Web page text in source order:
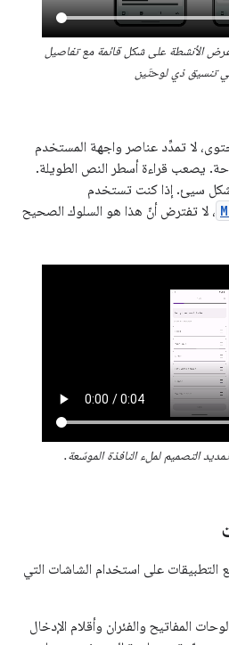
الأنشطة على شكل قائمة مع تفاصيل
تنسيق ذي لوحتَين
لا تمدِّد عناصر واجهة المستخدم
يصعب قراءة أسطر النص الطويلة.
بشكل سيئ. إذا كنت تستخدم
، لا تفترض أنّ هذا هو السلوك الصحيح
التصميم لملء النافذة الموسّعة.
التطبيقات على استخدام الشاشات التي
المفاتيح والفئران وأقلام الإدخال